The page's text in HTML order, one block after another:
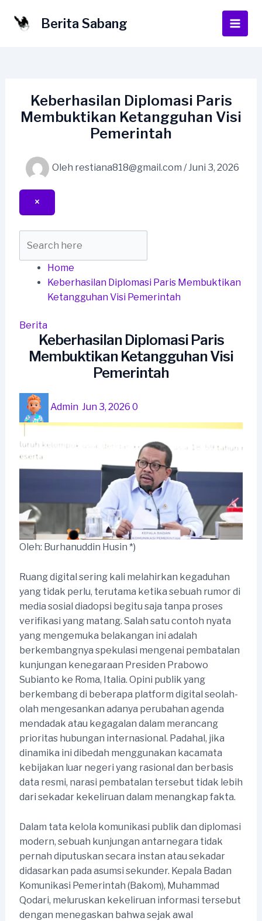
Berita Sabang
Main
Keberhasilan Diplomasi Paris
Membuktikan Ketangguhan Visi
Pemerintah
Oleh restiana818@gmail.com /Juni 3, 2026
×
Home
Keberhasilan Diplomasi Paris Membuktikan
Ketangguhan Visi Pemerintah
Berita
Keberhasilan Diplomasi Paris
Membuktikan Ketangguhan Visi
Pemerintah
Admin Jun 3, 2026 0
Oleh: Burhanuddin Husin *)
Ruang digital sering kali melahirkan kegaduhan
yang tidak perlu, terutama ketika sebuah rumor di
media sosial diadopsi begitu saja tanpa proses
verifikasi yang matang. Salah satu contoh nyata
yang mengemuka belakangan ini adalah
berkembangnya spekulasi mengenai pembatalan
kunjungan kenegaraan Presiden Prabowo
Subianto ke Roma, Italia. Opini publik yang
berkembang di beberapa platform digital seolah-
olah mengesankan adanya perubahan agenda
mendadak atau kegagalan dalam merancang
prioritas hubungan internasional. Padahal, jika
dinamika ini dibedah menggunakan kacamata
kebijakan luar negeri yang rasional dan berbasis
data resmi, narasi pembatalan tersebut tidak lebih
dari sekadar kekeliruan dalam menangkap fakta.
Dalam tata kelola komunikasi publik dan diplomasi
modern, sebuah kunjungan antarnegara tidak
pernah diputuskan secara instan atau sekadar
didasarkan pada asumsi sekunder. Kepala Badan
Komunikasi Pemerintah (Bakom), Muhammad
Qodari, meluruskan kekeliruan informasi tersebut
dengan menegaskan bahwa sejak awal